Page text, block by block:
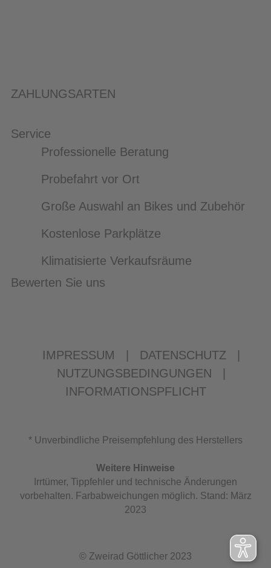
ZAHLUNGSARTEN
Service
Professionelle Beratung
Probefahrt vor Ort
Große Auswahl an Bikes und Zubehör
Kostenlose Parkplätze
Klimatisierte Verkaufsräume
Bewerten Sie uns
IMPRESSUM DATENSCHUTZ
NUTZUNGSBEDINGUNGEN
INFORMATIONSPFLICHT
* Unverbindliche Preisempfehlung des Herstellers
Weitere Hinweise
Irrtümer, Tippfehler und technische Änderungen
vorbehalten. Farbabweichungen möglich. Stand: März
2023
© Zweirad Göttlicher 2023